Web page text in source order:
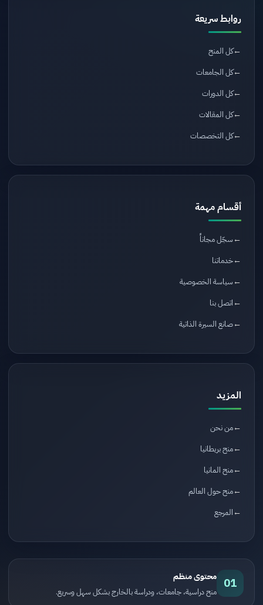
روابط سريعة
كل المنح
كل الجامعات
كل الدورات
كل المقالات
كل التخصصات
أقسام مهمة
سجّل مجاناً
خدماتنا
سياسة الخصوصية
اتصل بنا
صانع السيرة الذاتية
المزيد
من نحن
منح بريطانيا
منح المانيا
منح حول العالم
المرجع
01 محتوى منظم
منح دراسية، جامعات، ودراسة بالخارج بشكل سهل وسريع.